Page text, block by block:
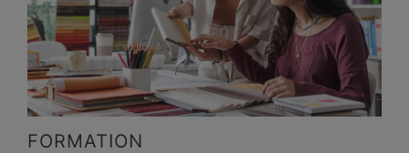
FORMATION